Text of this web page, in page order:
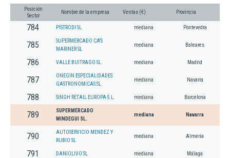
Posición
Sector
Nombre de la empresa Ventas (€) Provincia
784 PISTRODI SL. mediana Pontevedra
785
SUPERMERCADO CA'S
MARINER SL
mediana Baleares
786 VALLE BUITRAGO SL. mediana Madrid
787
ONEGIN ESPECIALIDADES
GASTRONOMICAS SL
mediana Navarra
788 SINGH RETAIL EUROPA S.L. mediana Barcelona
789
SUPERMERCADO
MINDEGUI SL.
mediana Navarra
790
AUTOSERVICIO MENDEZ Y
RUBIO SL
mediana Almería
791 DANIOLIVO SL mediana Málaga